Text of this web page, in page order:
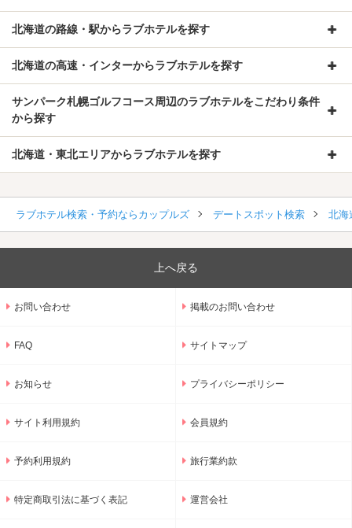
北海道の路線・駅からラブホテルを探す
北海道の高速・インターからラブホテルを探す
サンパーク札幌ゴルフコース周辺のラブホテルをこだわり条件
から探す
北海道・東北エリアからラブホテルを探す
ラブホテル検索・予約ならカップルズ デートスポット検索 北海
上へ戻る
お問い合わせ 掲載のお問い合わせ
FAQ サイトマップ
お知らせ プライバシーポリシー
サイト利用規約 会員規約
予約利用規約 旅行業約款
特定商取引法に基づく表記 運営会社